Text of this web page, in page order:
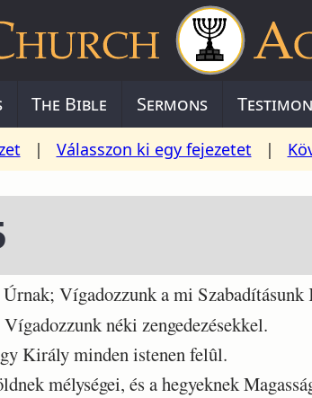
The Bible Sermons
| Válasszon ki egy fejezetet |
Vígadozzunk a mi
néki zengedezésekkel.
Király minden istenen felûl.
mélységei, és a hegyeknek